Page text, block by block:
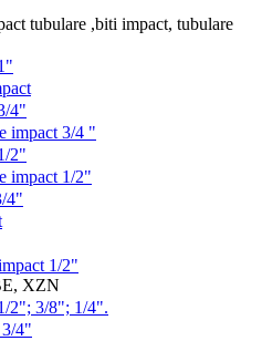
tubulare ,biti impact, tubulare
4"
impact 3/4 "
2"
impact 1/2"
4"
1/2"
XZN
2"; 3/8"; 1/4".
4"